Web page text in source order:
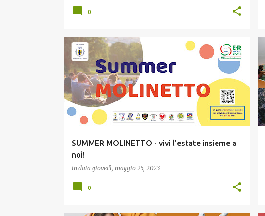
0
SUMMER MOLINETTO - vivi l'estate insieme a
noi!
in data giovedì, maggio 25, 2023
CULTURA E MEMORIA ESTATE E TEMPO LIBERO GIOVANI
INCLUSIONE RELAZIONE CON GLI ENTI PUBBLICI
0